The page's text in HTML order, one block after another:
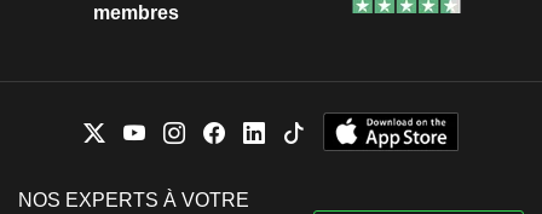
membres
NOS EXPERTS À VOTRE